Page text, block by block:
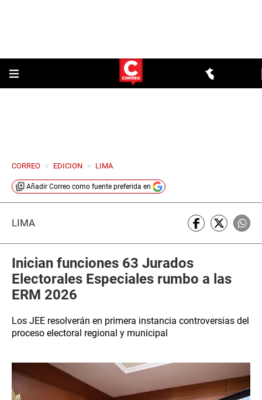
CORREO > EDICION > LIMA
Añadir Correo como fuente preferida en
LIMA
Inician funciones 63 Jurados
Electorales Especiales rumbo a las
ERM 2026
Los JEE resolverán en primera instancia controversias del
proceso electoral regional y municipal